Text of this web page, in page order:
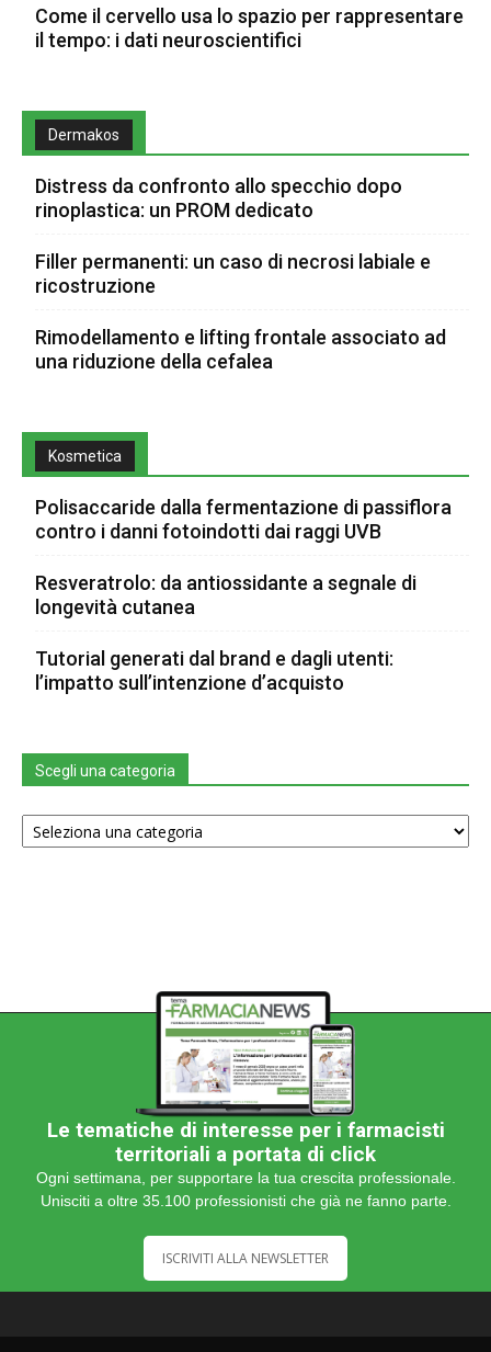
Come il cervello usa lo spazio per rappresentare
il tempo: i dati neuroscientifici
Dermakos
Distress da confronto allo specchio dopo
rinoplastica: un PROM dedicato
Filler permanenti: un caso di necrosi labiale e
ricostruzione
Rimodellamento e lifting frontale associato ad
una riduzione della cefalea
Kosmetica
Polisaccaride dalla fermentazione di passiflora
contro i danni fotoindotti dai raggi UVB
Resveratrolo: da antiossidante a segnale di
longevità cutanea
Tutorial generati dal brand e dagli utenti:
l’impatto sull’intenzione d’acquisto
Scegli una categoria
Scegli
una
Le tematiche di interesse per i farmacisti
territoriali a portata di click
Ogni settimana, per supportare la tua crescita professionale.
Unisciti a oltre 35.100 professionisti che già ne fanno parte.
ISCRIVITI ALLA NEWSLETTER